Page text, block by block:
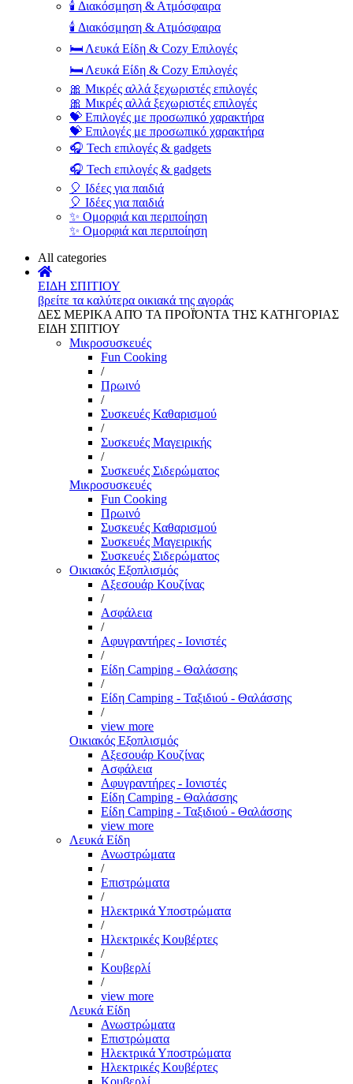
🕯️ Διακόσμηση & Ατμόσφαιρα
🕯️ Διακόσμηση & Ατμόσφαιρα
🛏️ Λευκά Είδη & Cozy Επιλογές
🛏️ Λευκά Είδη & Cozy Επιλογές
🎀 Μικρές αλλά ξεχωριστές επιλογές
🎀 Μικρές αλλά ξεχωριστές επιλογές
💝 Επιλογές με προσωπικό χαρακτήρα
💝 Επιλογές με προσωπικό χαρακτήρα
🎧 Tech επιλογές & gadgets
🎧 Tech επιλογές & gadgets
🎈 Ιδέες για παιδιά
🎈 Ιδέες για παιδιά
✨ Ομορφιά και περιποίηση
✨ Ομορφιά και περιποίηση
All categories
ΕΙΔΗ ΣΠΙΤΙΟΥ
βρείτε τα καλύτερα οικιακά της αγοράς
ΔΕΣ ΜΕΡΙΚΑ ΑΠΌ ΤΑ ΠΡΟΪΌΝΤΑ ΤΗΣ ΚΑΤΗΓΟΡΙΑΣ
ΕΙΔΗ ΣΠΙΤΙΟΥ
Μικροσυσκευές
Fun Cooking
/
Πρωινό
/
Συσκευές Καθαρισμού
/
Συσκευές Μαγειρικής
/
Συσκευές Σιδερώματος
Μικροσυσκευές
Fun Cooking
Πρωινό
Συσκευές Καθαρισμού
Συσκευές Μαγειρικής
Συσκευές Σιδερώματος
Οικιακός Εξοπλισμός
Αξεσουάρ Κουζίνας
/
Ασφάλεια
/
Αφυγραντήρες - Ιονιστές
/
Είδη Camping - Θαλάσσης
/
Είδη Camping - Ταξιδιού - Θαλάσσης
/
view more
Οικιακός Εξοπλισμός
Αξεσουάρ Κουζίνας
Ασφάλεια
Αφυγραντήρες - Ιονιστές
Είδη Camping - Θαλάσσης
Είδη Camping - Ταξιδιού - Θαλάσσης
view more
Λευκά Είδη
Ανωστρώματα
/
Επιστρώματα
/
Ηλεκτρικά Υποστρώματα
/
Ηλεκτρικές Κουβέρτες
/
Κουβερλί
/
view more
Λευκά Είδη
Ανωστρώματα
Επιστρώματα
Ηλεκτρικά Υποστρώματα
Ηλεκτρικές Κουβέρτες
Κουβερλί